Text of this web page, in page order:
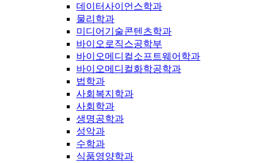
데이터사이언스학과
물리학과
미디어기술콘텐츠학과
바이오로직스공학부
바이오메디컬소프트웨어학과
바이오메디컬화학공학과
법학과
사회복지학과
사회학과
생명공학과
성악과
수학과
식품영양학과